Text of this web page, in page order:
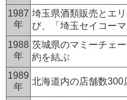
1987
年
埼玉県酒類販売とエ
び、「埼玉セイコー
1988
年
茨城県のマミーチェ
約を結ぶ
1989
年
北海道内の店舗数300